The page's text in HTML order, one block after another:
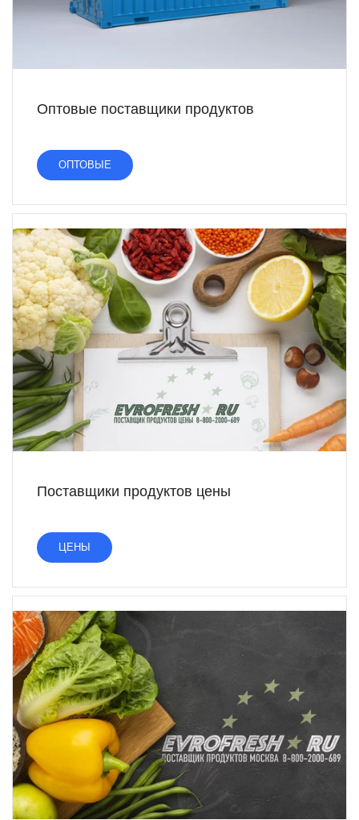
Оптовые поставщики продуктов
ОПТОВЫЕ
Поставщики продуктов цены
ЦЕНЫ